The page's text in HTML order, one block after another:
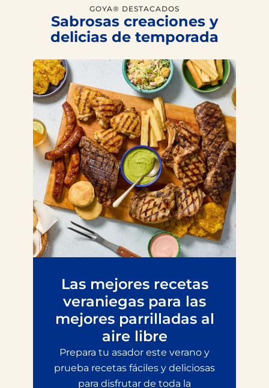
GOYA® DESTACADOS
Sabrosas creaciones y
delicias de temporada
Las mejores recetas
veraniegas para las
mejores parrilladas al
aire libre
Prepara tu asador este verano y
prueba recetas fáciles y deliciosas
para disfrutar de toda la